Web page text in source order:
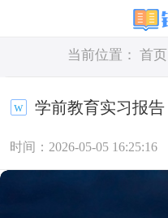
当前位置： 首页
学前教育实习报告
时间：2026-05-05 16:25:16